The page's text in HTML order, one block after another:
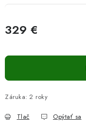
329 €
Záruka: 2 roky
Tlač Opýtať sa